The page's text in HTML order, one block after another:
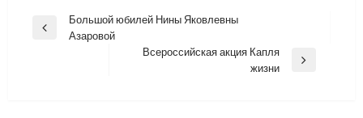
Навигация
Previous
Большой юбилей Нины Яковлевны
Азаровой
Всероссийская акция Капля
жизни